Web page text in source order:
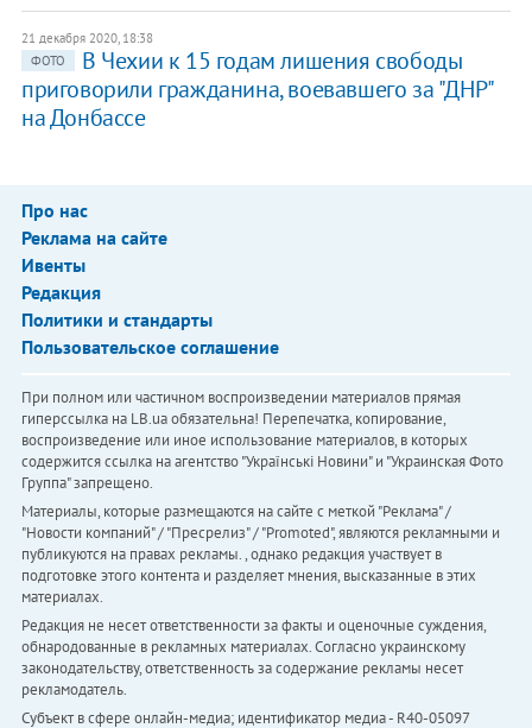
21 декабря 2020, 18:38
ФОТО
В Чехии к 15 годам лишения свободы
приговорили гражданина, воевавшего за "ДНР"
на Донбассе
Про нас
Реклама на сайте
Ивенты
Редакция
Политики и стандарты
Пользовательское соглашение
При полном или частичном воспроизведении материалов прямая
гиперссылка на LB.ua обязательна! Перепечатка, копирование,
воспроизведение или иное использование материалов, в которых
содержится ссылка на агентство "Українськi Новини" и "Украинская Фото
Группа" запрещено.
Материалы, которые размещаются на сайте с меткой "Реклама" /
"Новости компаний" / "Пресрелиз" / "Promoted", являются рекламными и
публикуются на правах рекламы. , однако редакция участвует в
подготовке этого контента и разделяет мнения, высказанные в этих
материалах.
Редакция не несет ответственности за факты и оценочные суждения,
обнародованные в рекламных материалах. Согласно украинскому
законодательству, ответственность за содержание рекламы несет
рекламодатель.
Субъект в сфере онлайн-медиа; идентификатор медиа - R40-05097